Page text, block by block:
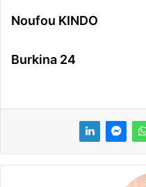
Noufou KINDO
Burkina 24